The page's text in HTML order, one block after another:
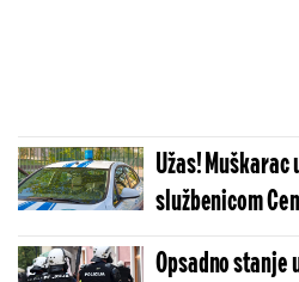
Užas!
službenicom
Opsadno stanje